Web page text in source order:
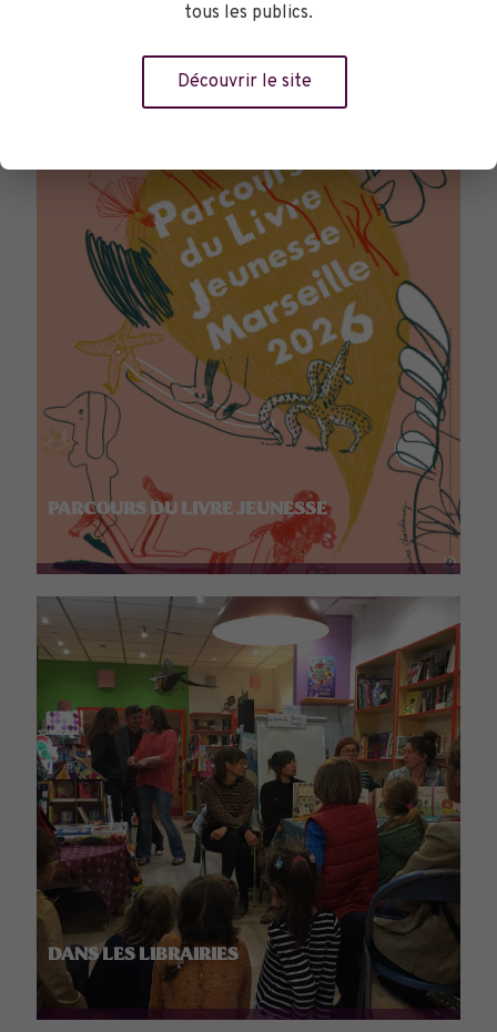
TOURNÉES GÉNÉRALES
PARCOURS DU LIVRE JEUNESSE
DANS LES LIBRAIRIES
tous les publics.
Découvrir le site